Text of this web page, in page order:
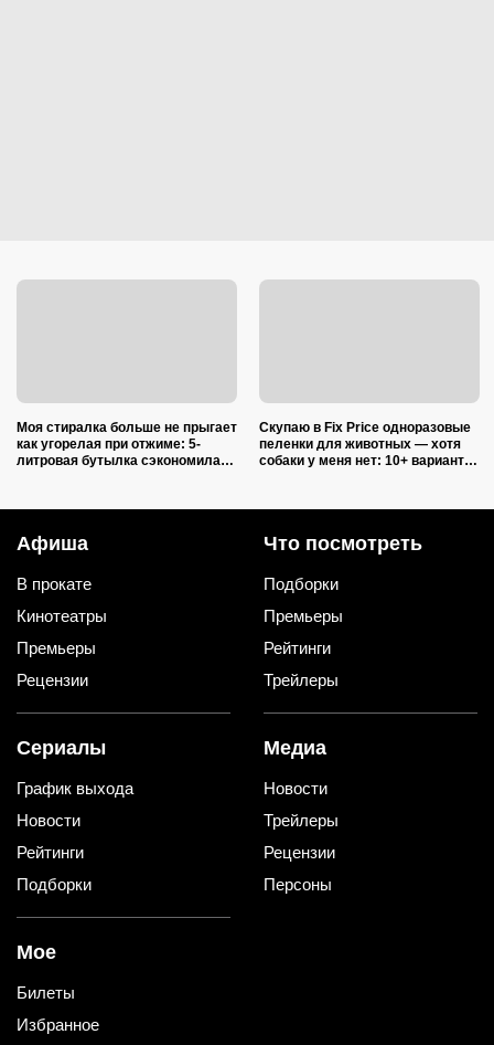
Моя стиралка больше не прыгает
как угорелая при отжиме: 5-
литровая бутылка сэкономила
Скупаю в Fix Price одноразовые
пеленки для животных — хотя
собаки у меня нет: 10+ вариантов
Афиша
В прокате
Кинотеатры
Премьеры
Рецензии
Что посмотреть
Подборки
Премьеры
Рейтинги
Трейлеры
Сериалы
График выхода
Новости
Рейтинги
Подборки
Медиа
Новости
Трейлеры
Рецензии
Персоны
Мое
Билеты
Избранное